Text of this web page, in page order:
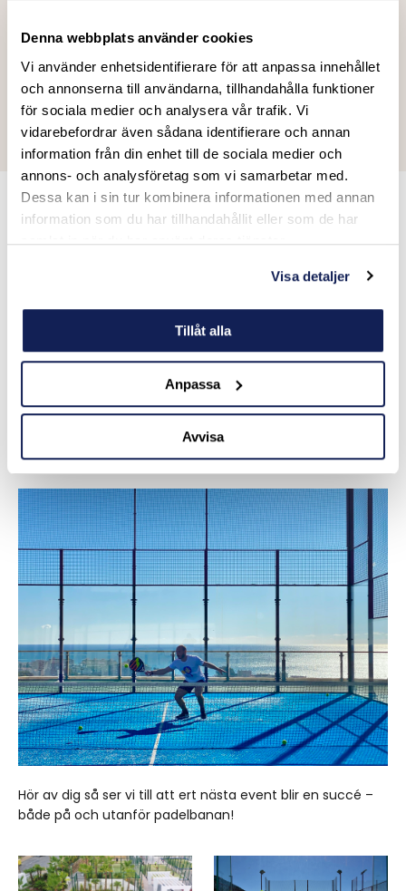
Denna webbplats använder cookies
Vi använder enhetsidentifierare för att anpassa innehållet
och annonserna till användarna, tillhandahålla funktioner
för sociala medier och analysera vår trafik. Vi
vidarebefordrar även sådana identifierare och annan
information från din enhet till de sociala medier och
annons- och analysföretag som vi samarbetar med.
Dessa kan i sin tur kombinera informationen med annan
information som du har tillhandahållit eller som de har
samlat in när du har använt deras tjänster.
Visa detaljer
Tillåt alla
Anpassa
Avvisa
kontakter och stärka relationer i en avslappnad miljö.
Förfriskningar & mat
Vi ordnar plockmat, dryck och energigivande snacks för
att hålla deltagarna på topp genom hela turneringen.
En padeldag att minnas
Padelturneringar är den perfekta aktiviteten för att
tävla på hemmaplan eller ta padelupplevelsen ut i
världen hjälper vi er att skapa ett oförglömligt event.
För er som vill lyfta padelupplevelsen ytterligare kan vi
arrangera exklusiva padelresor till soliga destinationer,
exempelvis den spanska solkusten. Här kombinerar vi spel
avslappnande strandhäng och sociala aktiviteter för att
skapa den ultimata helhetsupplevelsen.
Hör av dig så ser vi till att ert nästa event blir en succé –
både på och utanför padelbanan!